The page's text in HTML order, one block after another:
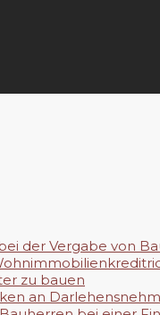
der Vergabe von
zu bauen
an